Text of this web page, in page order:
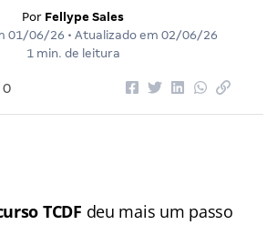
Por Fellype Sales
01/06/26 • Atualizado em 02/06/26
1 min. de leitura
0
TCDF deu mais um passo